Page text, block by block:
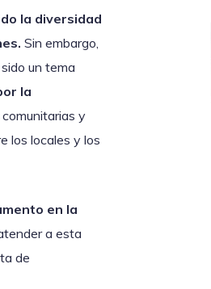
la diversidad
Sin embargo,
un tema
la
y
los locales y los
en la
a esta
de